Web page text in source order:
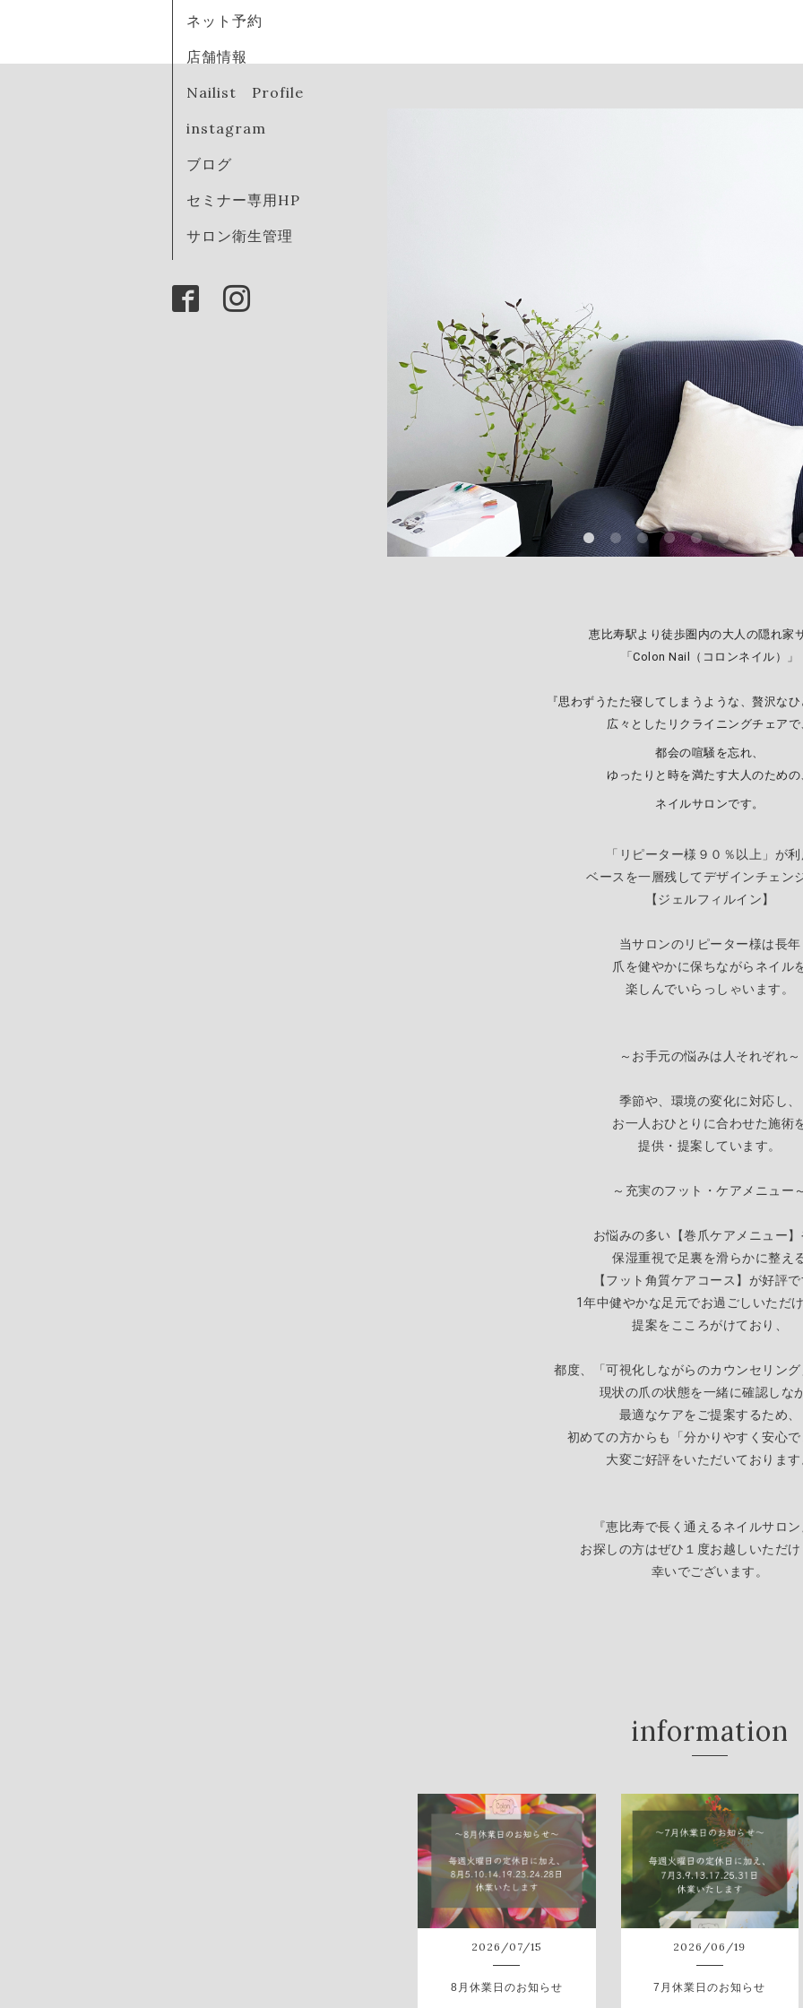
ネット予約
店舗情報
Nailist Profile
instagram
ブログ
セミナー専用HP
サロン衛生管理
New☆オプションフット「角質ケ
Salon blog
巻爪ケアのご案内
New Nail design
Foot design
恵比寿駅より徒歩圏内の大人の隠れ家
「Colon Nail（コロンネイル）」
『思わずうたた寝してしまうような、贅沢なひ
広々としたリクライニングチェアで
都会の喧騒を忘れ、
ゆったりと時を満たす大人のための
ネイルサロンです。
「リピーター様９０％以上」が利
ベースを一層残してデザインチェン
【ジェルフィルイン】
当サロンのリピーター様は長年
爪を健やかに保ちながらネイル
楽しんでいらっしゃいます。
～お手元の悩みは人それぞれ～
季節や、環境の変化に対応し、
お一人おひとりに合わせた施術
提供・提案しています。
～充実のフット・ケアメニュー～
お悩みの多い【巻爪ケアメニュー】
保湿重視で足裏を滑らかに整え
【フット角質ケアコース】が好評で
1年中健やかな足元でお過ごしいただ
提案をこころがけており、
都度、「可視化しながらのカウンセリング
現状の爪の状態を一緒に確認しな
最適なケアをご提案するため
初めての方からも「分かりやすく安心で
大変ご好評をいただいております
『恵比寿で長く通えるネイルサロン
お探しの方はぜひ１度お越しいただけ
幸いでございます。
information
2026 /07/15
8月休業日のお知らせ
2026 /06 /19
7月休業日のお知らせ